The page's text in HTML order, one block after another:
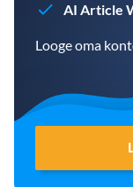
AI Article
Looge oma